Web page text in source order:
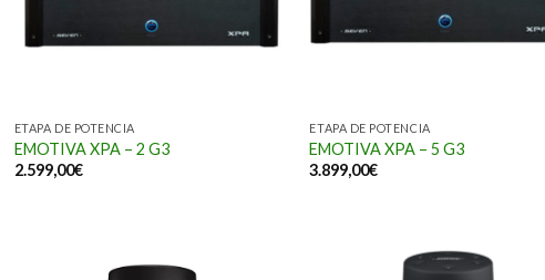
ETAPA DE POTENCIA
EMOTIVA XPA – 2 G3
2.599,00€
ETAPA DE POTENCIA
EMOTIVA XPA – 5 G3
3.899,00€